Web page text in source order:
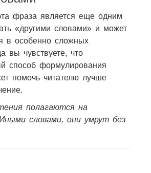
фраза является еще одним
«другими словами» и может
в особенно сложных
вы чувствуете, что
способ формулирования
помочь читателю лучше
полагаются на
словами, они умрут без